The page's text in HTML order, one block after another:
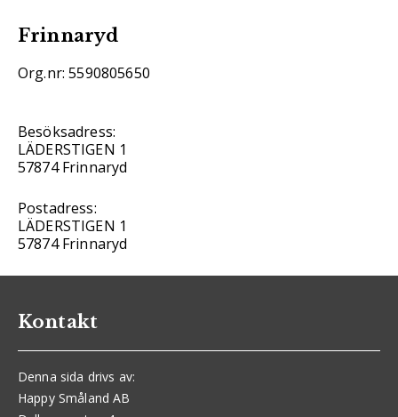
Frinnaryd
Org.nr: 5590805650
Besöksadress:
LÄDERSTIGEN 1
57874 Frinnaryd
Postadress:
LÄDERSTIGEN 1
57874 Frinnaryd
Kontakt
Denna sida drivs av:
Happy Småland AB